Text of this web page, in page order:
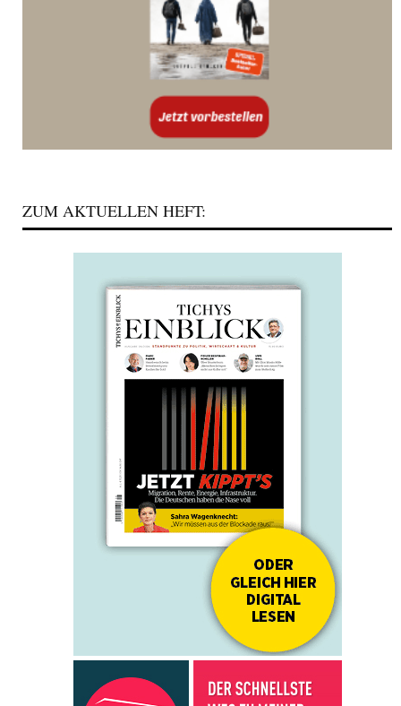
ZUM AKTUELLEN HEFT: